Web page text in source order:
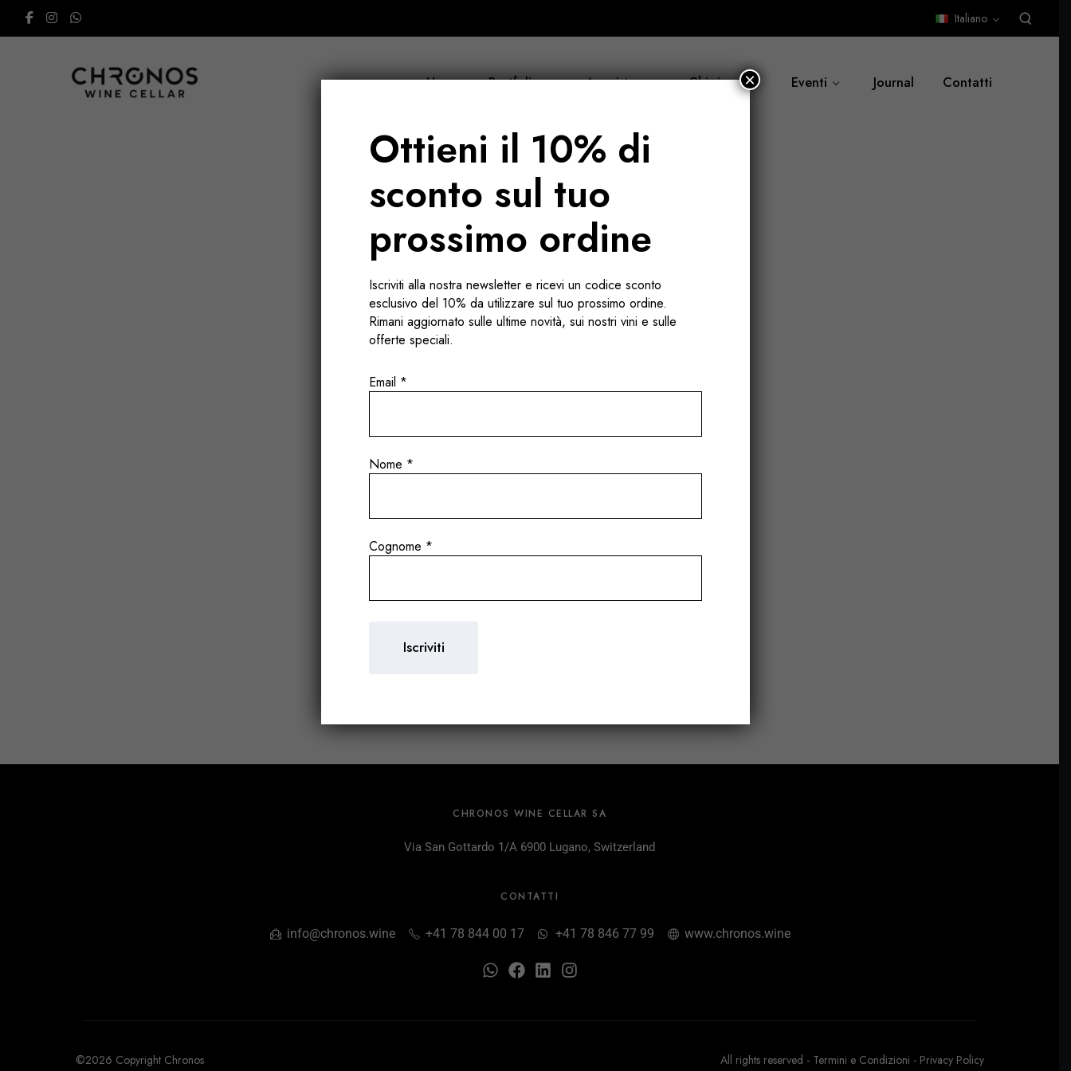
Italiano
Home Portfolio Acquista ora Chi siamo Eventi Journal Contatti
Valpolicella
CHRONOS WINE CELLAR SA
Via San Gottardo 1/A 6900 Lugano, Switzerland
CONTATTI
info@chronos.wine +41 78 844 00 17 +41 78 846 77 99 www.chronos.wine
©2026 Copyright Chronos All rights reserved - Termini e Condizioni - Privacy Policy
Ottieni il 10% di
sconto sul tuo
prossimo ordine
Iscriviti alla nostra newsletter e ricevi un codice sconto
esclusivo del 10% da utilizzare sul tuo prossimo ordine.
Rimani aggiornato sulle ultime novità, sui nostri vini e sulle
offerte speciali.
Email *
Nome *
Cognome *
×